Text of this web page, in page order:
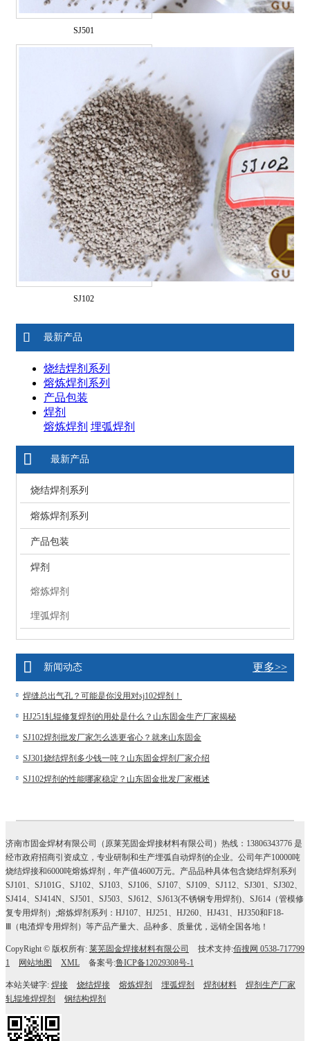
SJ501
SJ102
最新产品
烧结焊剂系列
熔炼焊剂系列
产品包装
焊剂
熔炼焊剂 埋弧焊剂
最新产品
烧结焊剂系列
熔炼焊剂系列
产品包装
焊剂
熔炼焊剂
埋弧焊剂
更多>>
新闻动态
焊缝总出气孔？可能是你没用对sj102焊剂！
HJ251轧辊修复焊剂的用处是什么？山东固金生产厂家揭秘
SJ102焊剂批发厂家怎么选更省心？就来山东固金
SJ301烧结焊剂多少钱一吨？山东固金焊剂厂家介绍
SJ102焊剂的性能哪家稳定？山东固金批发厂家概述
济南市固金焊材有限公司（原莱芜固金焊接材料有限公司）热线：13806343776 是
经市政府招商引资成立，专业研制和生产埋弧自动焊剂的企业。公司年产10000吨
烧结焊接和6000吨熔炼焊剂，年产值4600万元。产品品种具体包含烧结焊剂系列
SJ101、SJ101G、SJ102、SJ103、SJ106、SJ107、SJ109、SJ112、SJ301、SJ302、
SJ414、SJ414N、SJ501、SJ503、SJ612、SJ613(不锈钢专用焊剂)、SJ614（管模修
复专用焊剂）;熔炼焊剂系列：HJ107、HJ251、HJ260、HJ431、HJ350和F18-
Ⅲ（电渣焊专用焊剂）等产品产量大、品种多、质量优，远销全国各地！
CopyRight © 版权所有: 莱芜固金焊接材料有限公司 技术支持:佰搜网 0538-717799
1
网站地图 XML 备案号:鲁ICP备12029308号-1
本站关键字: 焊接 烧结焊接 熔炼焊剂 埋弧焊剂 焊剂材料
焊剂生产厂家
轧辊堆焊焊剂
钢结构焊剂